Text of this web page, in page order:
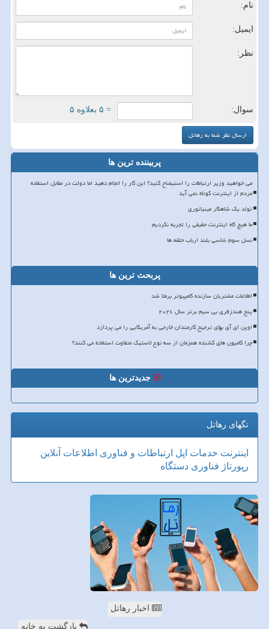
نام:
ایمیل:
نظر:
سوال: = ۵ بعلاوه ۵
پربیننده ترین ها
می خواهید وزیر ارتباطات را استیضاح کنید؟ این کار را انجام دهید اما دولت در مقابل استفاده
مردم از اینترنت کوتاه نمی آید
تولد یک شاهکار مینیاتوری
ما هیچ گاه اینترنت حقیقی را تجربه نکردیم
نسل سوم شاسی بلند ارباب حلقه ها
پربحث ترین ها
اطلاعات مشتریان سازنده کامپیوتر برملا شد
پنج هندزفری بی سیم برتر سال ۲۰۲۶
اوپن ای آی بهای ترجیح کارمندان خارجی به آمریکایی را می پردازد
چرا کامیون های کشنده همزمان از سه نوع لاستیک متفاوت استفاده می کنند؟
جدیدترین ها
تگهای رهاتل
اینترنت خدمات اپل ارتباطات و فناوری اطلاعات آنلاین
رپورتاژ فناوری دستگاه
اخبار رهاتل
بازگشت به خانه